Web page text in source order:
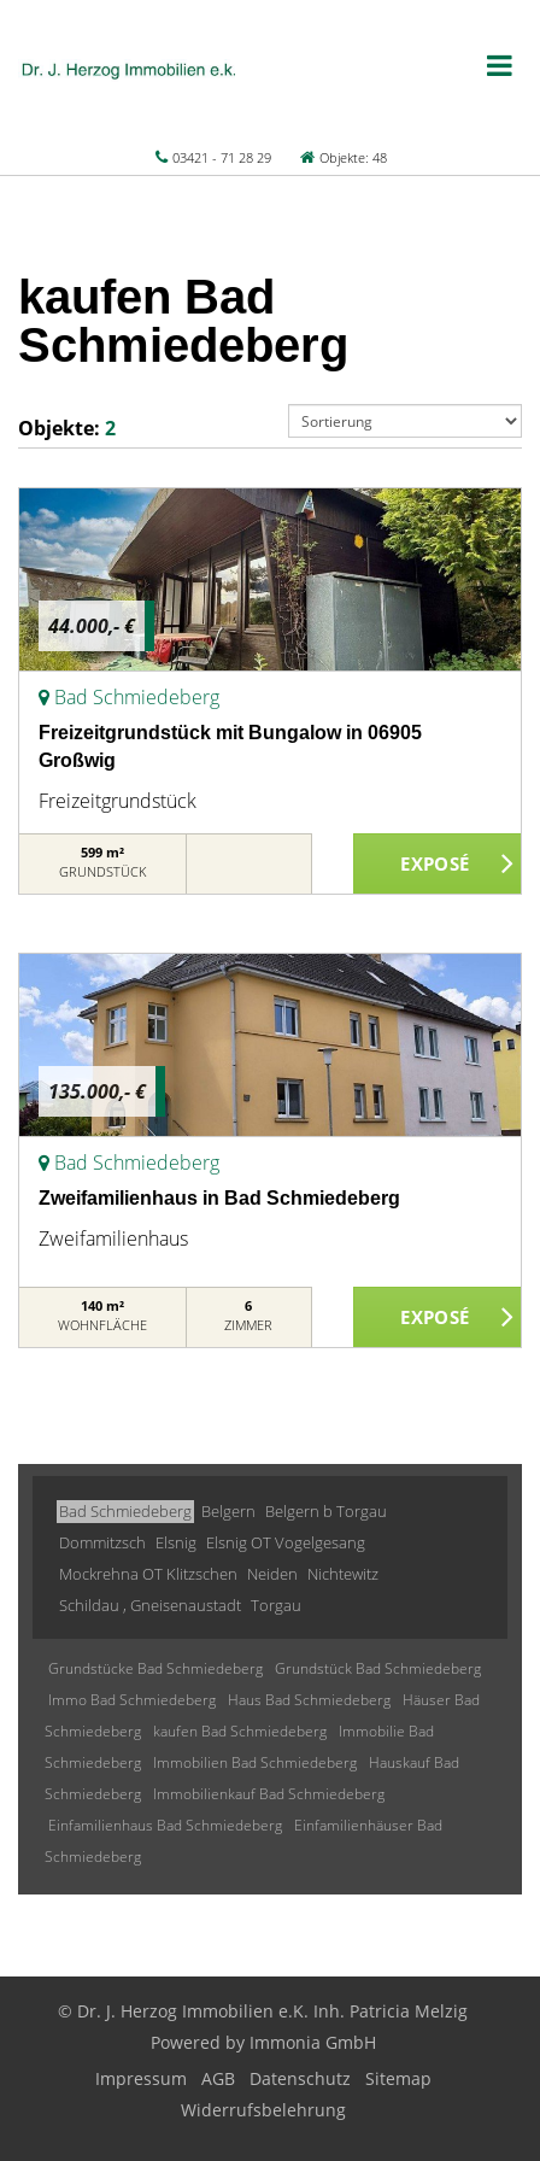
03421 - 71 28 29 Objekte: 48
kaufen Bad
Schmiedeberg
Objekte: 2
44.000,- €
Bad Schmiedeberg
Freizeitgrundstück mit Bungalow in 06905
Großwig
Freizeitgrundstück
599 m²
GRUNDSTÜCK
135.000,- €
Bad Schmiedeberg
Zweifamilienhaus in Bad Schmiedeberg
Zweifamilienhaus
140 m²
WOHNFLÄCHE
6
ZIMMER
Bad Schmiedeberg Belgern Belgern b Torgau
Dommitzsch Elsnig Elsnig OT Vogelgesang
Mockrehna OT Klitzschen Neiden Nichtewitz
Schildau , Gneisenaustadt Torgau
Grundstücke Bad Schmiedeberg Grundstück Bad Schmiedeberg
Immo Bad Schmiedeberg
Haus Bad Schmiedeberg
Häuser Bad
Schmiedeberg
kaufen Bad Schmiedeberg
Immobilie Bad
Schmiedeberg
Immobilien Bad Schmiedeberg
Hauskauf Bad
Schmiedeberg
Immobilienkauf Bad Schmiedeberg
Einfamilienhaus Bad Schmiedeberg
Einfamilienhäuser Bad
Schmiedeberg
© Dr. J. Herzog Immobilien e.K. Inh. Patricia Melzig
Powered by Immonia GmbH
Impressum
AGB Datenschutz
Sitemap
Widerrufsbelehrung